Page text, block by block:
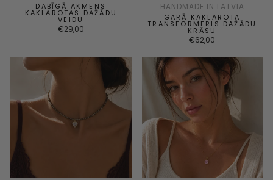
DABĪGĀ AKMENS
KAKLAROTAS DAŽĀDU
VEIDU
€29,00
HANDMADE IN LATVIA
GARĀ KAKLAROTA
TRANSFORMERIS DAŽĀDU
KRĀSU
€62,00